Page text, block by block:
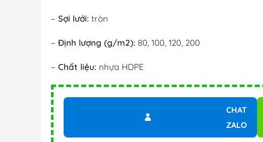
– Sợi lưới: tròn
– Định lượng (g/m2): 80, 100, 120, 200
– Chất liệu: nhựa HDPE
CHAT
ZALO